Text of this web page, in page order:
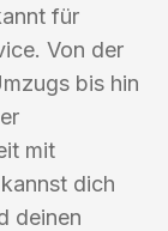
für
Von der
bis hin
mit
dich
deinen